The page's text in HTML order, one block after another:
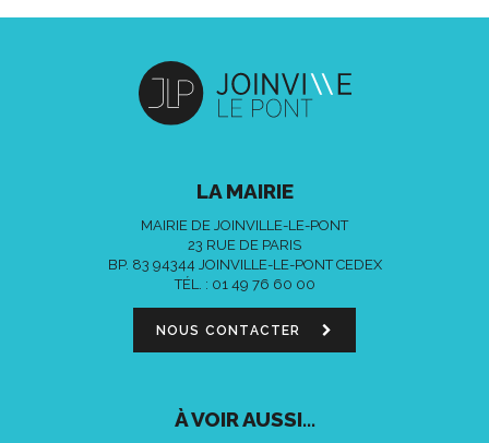
LA MAIRIE
MAIRIE DE JOINVILLE-LE-PONT
23 RUE DE PARIS
BP. 83 94344 JOINVILLE-LE-PONT CEDEX
TÉL. : 01 49 76 60 00
NOUS CONTACTER
À VOIR AUSSI...